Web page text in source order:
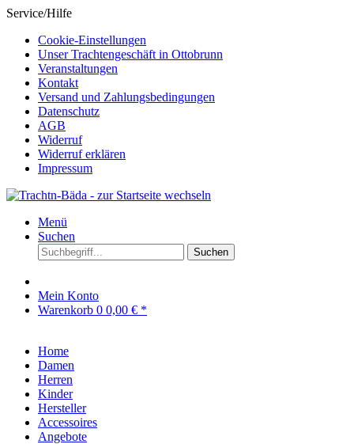
Service/Hilfe
Cookie-Einstellungen
Unser Trachtengeschäft in Ottobrunn
Veranstaltungen
Kontakt
Versand und Zahlungsbedingungen
Datenschutz
AGB
Widerruf
Widerruf erklären
Impressum
Menü
Suchen
Suchen
Mein Konto
Warenkorb 0 0,00 € *
Home
Damen
Herren
Kinder
Hersteller
Accessoires
Angebote